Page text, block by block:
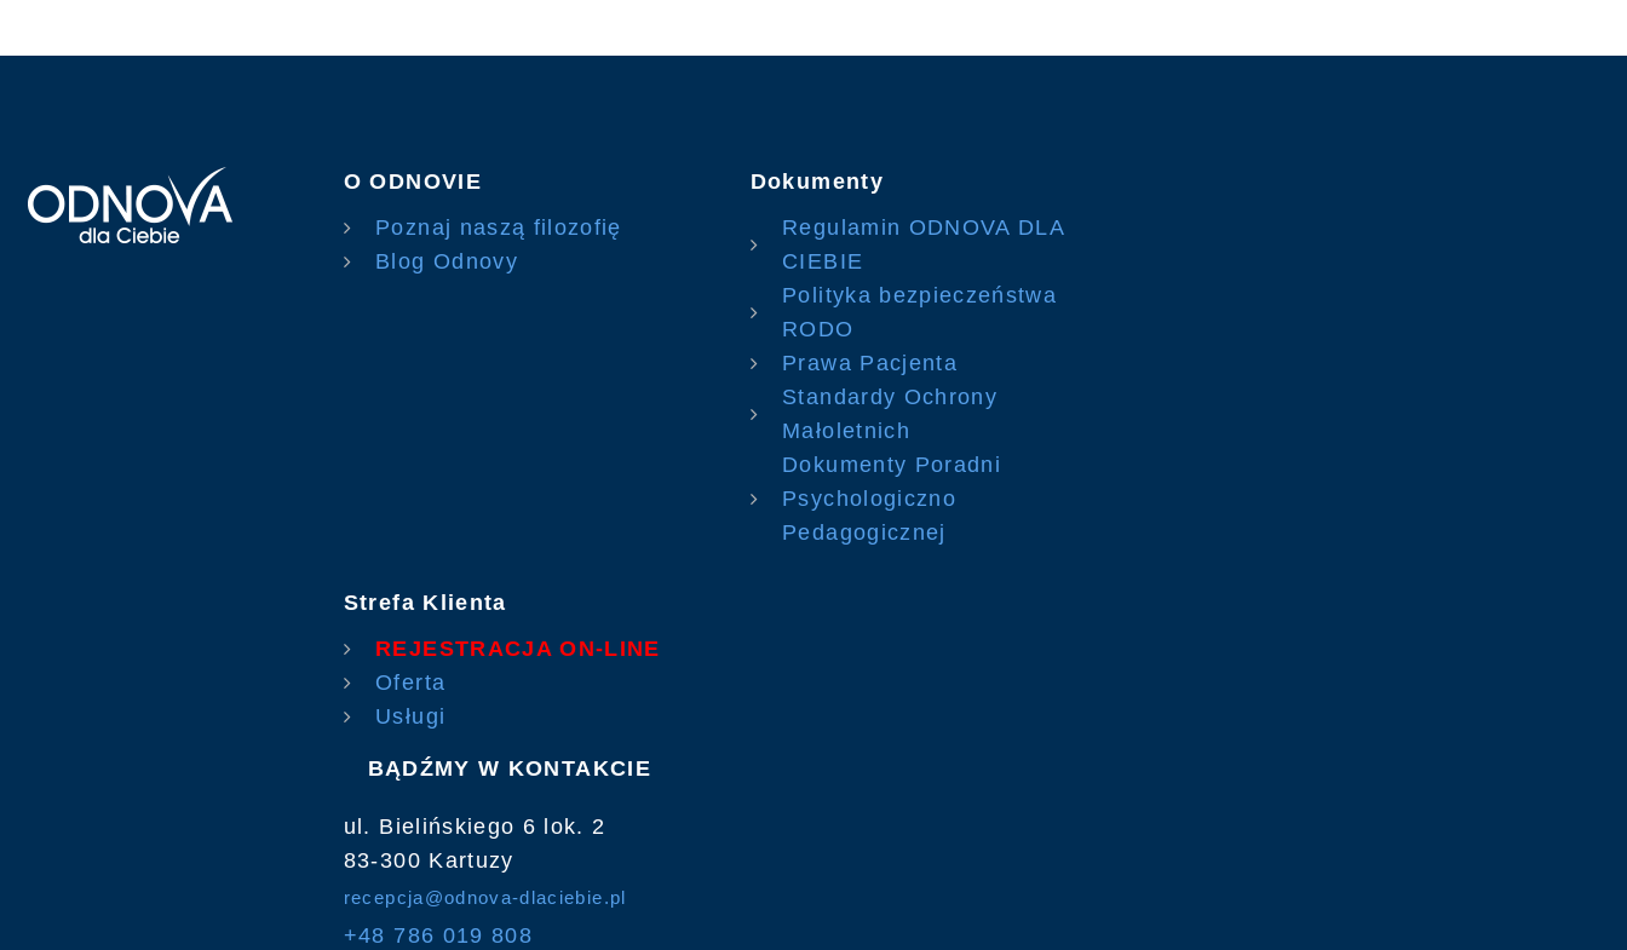
O ODNOVIE
Poznaj naszą filozofię
Blog Odnovy
Dokumenty
Regulamin ODNOVA DLA
CIEBIE
Polityka bezpieczeństwa
RODO
Prawa Pacjenta
Standardy Ochrony
Małoletnich
Dokumenty Poradni
Psychologiczno
Pedagogicznej
Strefa Klienta
REJESTRACJA ON-LINE
Oferta
Usługi
BĄDŹMY W KONTAKCIE
ul. Bielińskiego 6 lok. 2
83-300 Kartuzy
recepcja@odnova-dlaciebie.pl
+48 786 019 808